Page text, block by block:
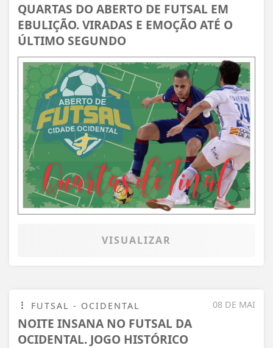
QUARTAS DO ABERTO DE FUTSAL EM
EBULIÇÃO. VIRADAS E EMOÇÃO ATÉ O
ÚLTIMO SEGUNDO
VISUALIZAR
08 DE MAI
FUTSAL - OCIDENTAL
NOITE INSANA NO FUTSAL DA
OCIDENTAL. JOGO HISTÓRICO